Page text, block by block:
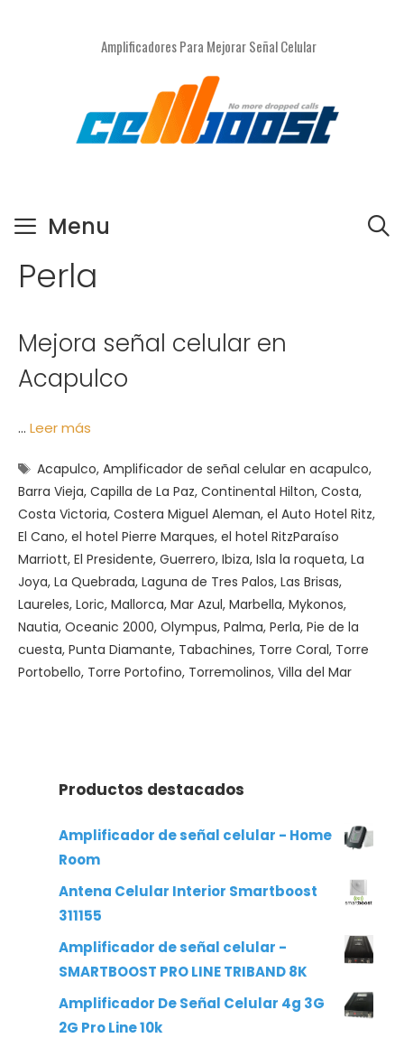
Amplificadores Para Mejorar Señal Celular
Menu
Perla
Mejora señal celular en
Acapulco
… Leer más
Etiquetas
Acapulco,Amplificador de señal celular en acapulco,
Barra Vieja, Capilla de La Paz, Continental Hilton, Costa,
Costa Victoria, Costera Miguel Aleman, el Auto Hotel Ritz,
El Cano, el hotel Pierre Marques, el hotel RitzParaíso
Marriott, El Presidente, Guerrero, Ibiza, Isla la roqueta, La
Joya, La Quebrada, Laguna de Tres Palos, Las Brisas,
Laureles, Loric, Mallorca, Mar Azul, Marbella, Mykonos,
Nautia, Oceanic 2000, Olympus, Palma, Perla, Pie de la
cuesta, Punta Diamante, Tabachines, Torre Coral, Torre
Portobello, Torre Portofino, Torremolinos, Villa del Mar
Productos destacados
Amplificador de señal celular - Home
Room
Antena Celular Interior Smartboost
311155
Amplificador de señal celular -
SMARTBOOST PRO LINE TRIBAND 8K
Amplificador De Señal Celular 4g 3G
2G Pro Line 10k